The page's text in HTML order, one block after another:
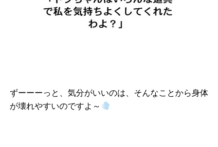
ずーーーっと、気分がいいのは、そんなことから身体
が壊れやすいのですよ～